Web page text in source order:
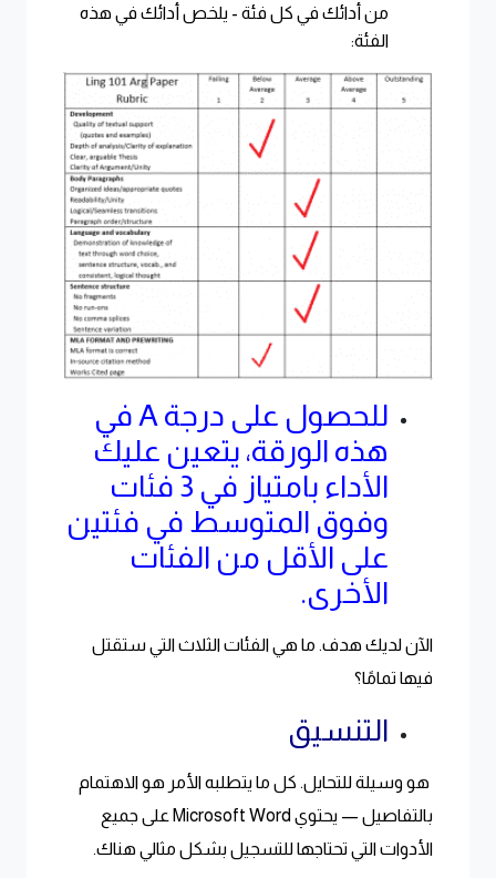
من أدائك في كل فئة - يلخص أدائك في هذه
الفئة:
للحصول على درجة A في
هذه الورقة، يتعين عليك
الأداء بامتياز في 3 فئات
وفوق المتوسط ​​في فئتين
على الأقل من الفئات
الأخرى.
الآن لديك هدف. ما هي الفئات الثلاث التي ستقتل
فيها تمامًا؟
التنسيق
هو وسيلة للتحايل. كل ما يتطلبه الأمر هو الاهتمام
بالتفاصيل — يحتوي Microsoft Word على جميع
الأدوات التي تحتاجها للتسجيل بشكل مثالي هناك.